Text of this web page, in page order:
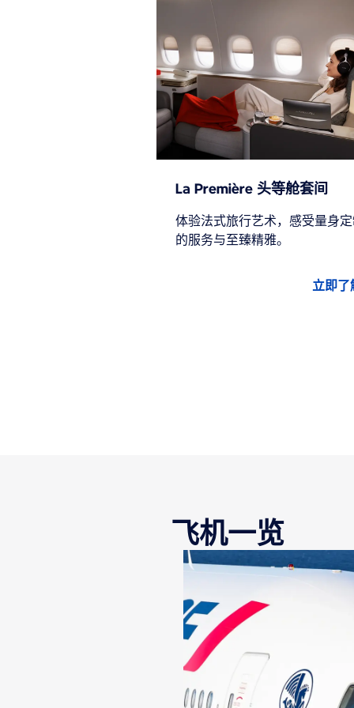
La Première 头等舱套间
体验法式旅行艺术，感受量身
的服务与至臻精雅。
立即了
飞机一览